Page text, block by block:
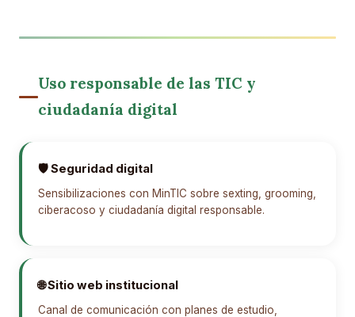
Uso responsable de las TIC y
ciudadanía digital
🛡️ Seguridad digital
Sensibilizaciones con MinTIC sobre sexting, grooming,
ciberacoso y ciudadanía digital responsable.
🌐 Sitio web institucional
Canal de comunicación con planes de estudio,